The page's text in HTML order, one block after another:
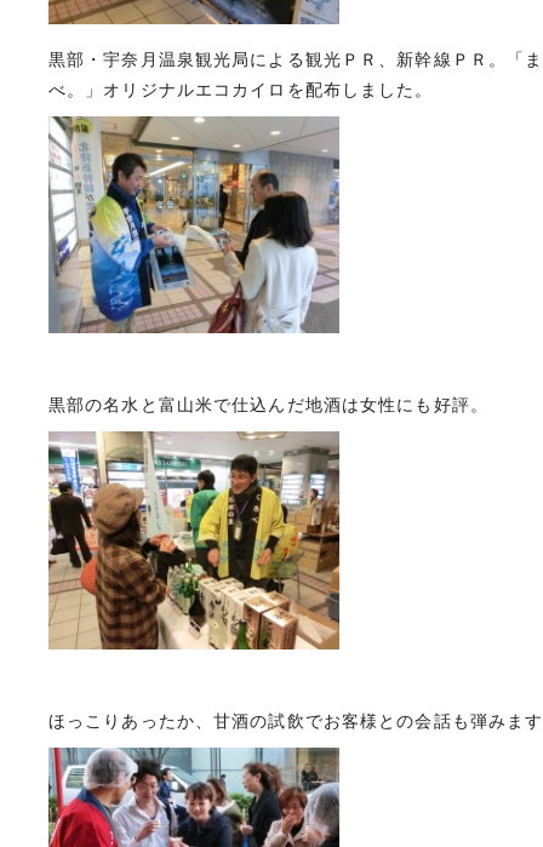
黒部・宇奈月温泉観光局による観光ＰＲ、新幹線ＰＲ。「
べ。」オリジナルエコカイロを配布しました。
黒部の名水と富山米で仕込んだ地酒は女性にも好評。
ほっこりあったか、甘酒の試飲でお客様との会話も弾みま